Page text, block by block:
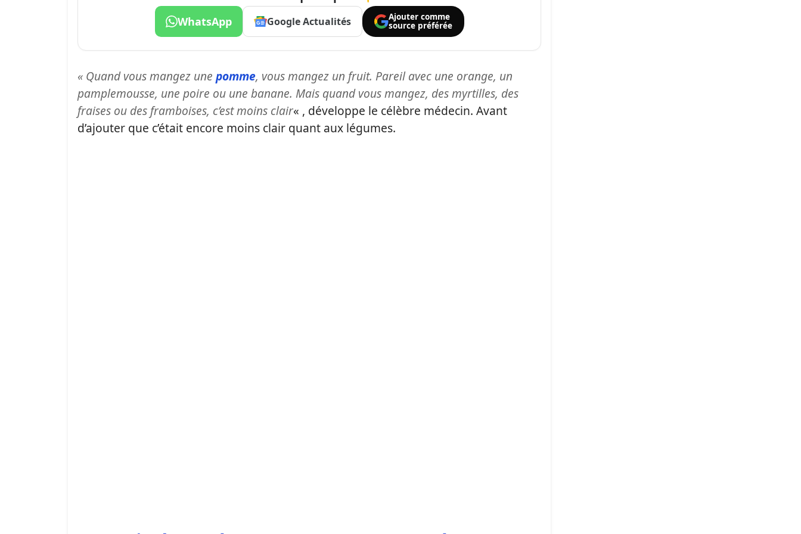
WhatsApp Google Actualités
Ajouter comme
source préférée
« Quand vous mangez une pomme, vous mangez un fruit. Pareil avec une orange, un
pamplemousse, une poire ou une banane. Mais quand vous mangez, des myrtilles, des
fraises ou des framboises, c’est moins clair« , développe le célèbre médecin. Avant
d’ajouter que c’était encore moins clair quant aux légumes.